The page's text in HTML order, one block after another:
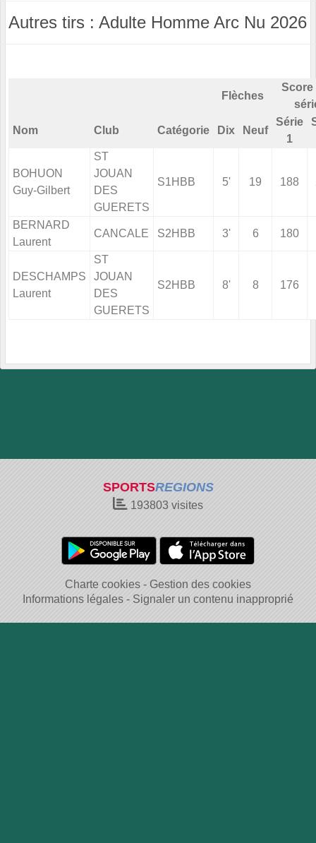
Autres tirs : Adulte Homme Arc Nu 2026
Flèches
Score
Nom Club Catégorie Dix Neuf
Série
1
BOHUON
Guy-Gilbert
ST
JOUAN
DES
GUERETS
S1HBB 5' 19 188
BERNARD
Laurent
CANCALE S2HBB 3' 6 180
DESCHAMPS
Laurent
ST
JOUAN
DES
GUERETS
S2HBB 8' 8 176
SPORTSREGIONS
193803 visites
Charte cookies
Gestion des cookies
Informations légales
Signaler un contenu inapproprié